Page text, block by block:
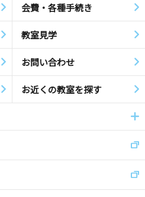
会費・各種手続き
教室見学
お問い合わせ
お近くの教室を探す